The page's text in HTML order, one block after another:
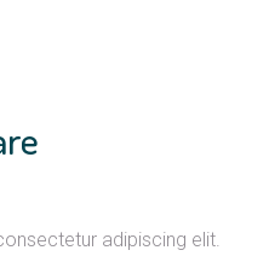
adipiscing elit.